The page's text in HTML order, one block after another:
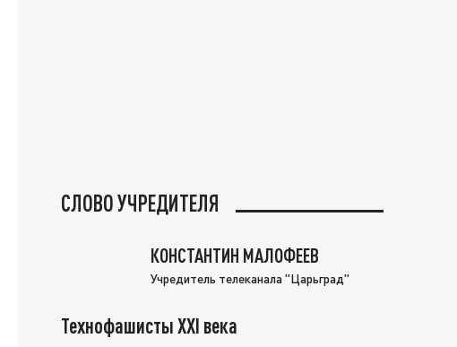
СЛОВО УЧРЕДИТЕЛЯ
КОНСТАНТИН МАЛОФЕЕВ
Учредитель телеканала "Царьград"
Технофашисты XXI века